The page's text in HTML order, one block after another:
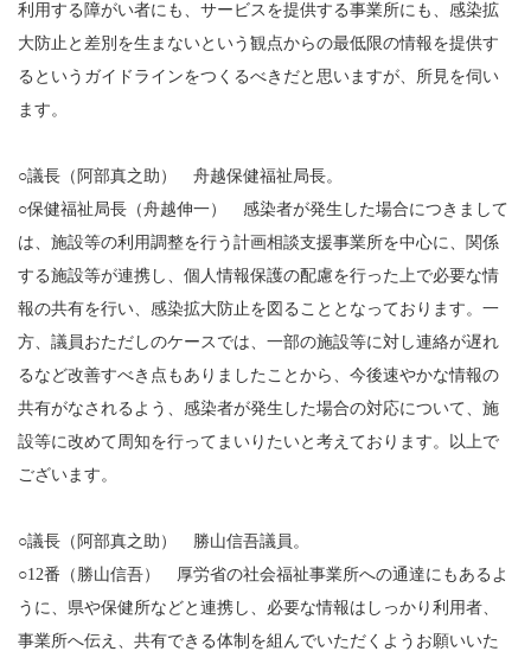
利用する障がい者にも、サービスを提供する事業所にも、感染拡
大防止と差別を生まないという観点からの最低限の情報を提供す
るというガイドラインをつくるべきだと思いますが、所見を伺い
ます。
○議長（阿部真之助） 舟越保健福祉局長。
○保健福祉局長（舟越伸一） 感染者が発生した場合につきまして
は、施設等の利用調整を行う計画相談支援事業所を中心に、関係
する施設等が連携し、個人情報保護の配慮を行った上で必要な情
報の共有を行い、感染拡大防止を図ることとなっております。一
方、議員おただしのケースでは、一部の施設等に対し連絡が遅れ
るなど改善すべき点もありましたことから、今後速やかな情報の
共有がなされるよう、感染者が発生した場合の対応について、施
設等に改めて周知を行ってまいりたいと考えております。以上で
ございます。
○議長（阿部真之助） 勝山信吾議員。
○12番（勝山信吾） 厚労省の社会福祉事業所への通達にもあるよ
うに、県や保健所などと連携し、必要な情報はしっかり利用者、
事業所へ伝え、共有できる体制を組んでいただくようお願いいた